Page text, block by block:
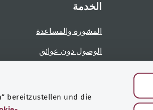
bereitzustellen und die
الخدمة
المشورة والمساعدة
الوصول دون عوائق